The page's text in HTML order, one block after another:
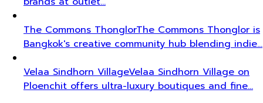
The Commons ThonglorThe Commons Thonglor is
Bangkok's creative community hub blending indie…
Velaa Sindhorn VillageVelaa Sindhorn Village on
Ploenchit offers ultra-luxury boutiques and fine…